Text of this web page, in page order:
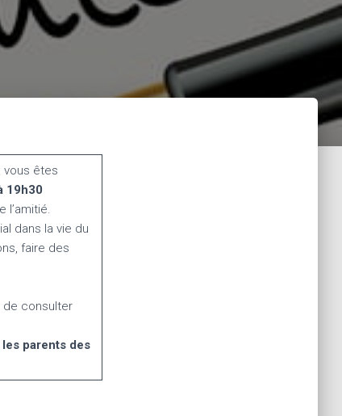
vous êtes
19h30
l’amitié.
dans la vie du
faire des
de consulter
les parents des